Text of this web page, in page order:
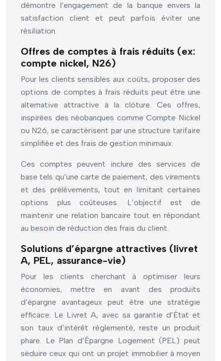
démontre l’engagement de la banque envers la
satisfaction client et peut parfois éviter une
résiliation.
Offres de comptes à frais réduits (ex:
compte nickel, N26)
Pour les clients sensibles aux coûts, proposer des
options de comptes à frais réduits peut être une
alternative attractive à la clôture. Ces offres,
inspirées des néobanques comme Compte Nickel
ou N26, se caractérisent par une structure tarifaire
simplifiée et des frais de gestion minimaux.
Ces comptes peuvent inclure des services de
base tels qu’une carte de paiement, des virements
et des prélèvements, tout en limitant certaines
options plus coûteuses. L’objectif est de
maintenir une relation bancaire tout en répondant
au besoin de réduction des frais du client.
Solutions d’épargne attractives (livret
A, PEL, assurance-vie)
Pour les clients cherchant à optimiser leurs
économies, mettre en avant des produits
d’épargne avantageux peut être une stratégie
efficace. Le Livret A, avec sa garantie d’État et
son taux d’intérêt réglementé, reste un produit
phare. Le Plan d’Épargne Logement (PEL) peut
séduire ceux qui ont un projet immobilier à moyen